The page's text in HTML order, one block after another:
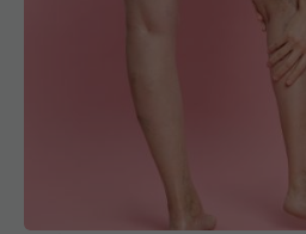
Varice tratate fără durere?
este la un pas de aprobarea